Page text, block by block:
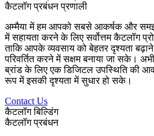
कैटलॉग प्रबंधन प्रणाली
अम्मैया में हम आपको सबसे आकर्षक और
में सहायता करने के लिए सर्वोत्तम कैटलॉग
ताकि आपके व्यवसाय को बेहतर दृश्यता
परिवर्तित करने में सक्षम बनाया जा सके।
ब्रांड के लिए एक डिजिटल उपस्थिति की
रूप में इसकी दृश्यता में सुधार हो सके।
Contact Us
कैटलॉग बिल्डिंग
कैटलॉग प्रबंधन